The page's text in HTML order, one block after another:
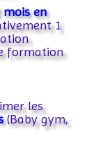
mois en
1
formation
les
(Baby gym,